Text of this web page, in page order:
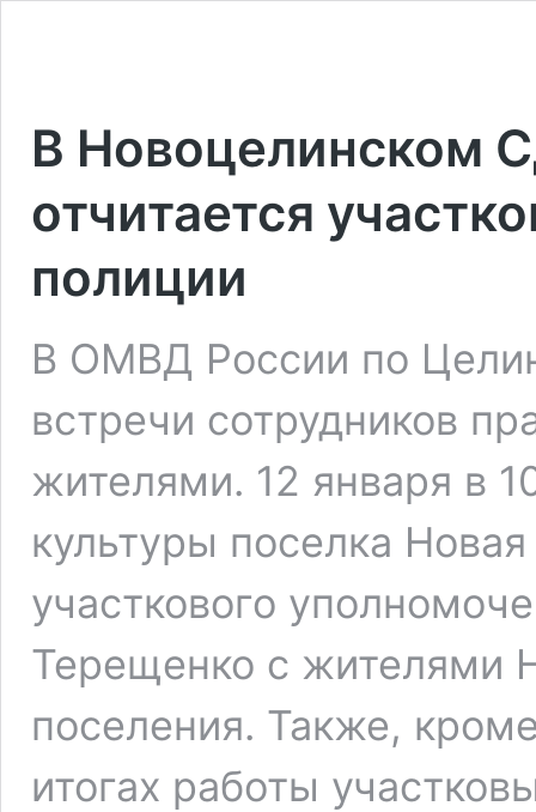
В Новоцелинском
отчитается
полиции
В ОМВД России по
встречи сотрудников
жителями. 12 января в
культуры поселка
участкового
Терещенко с жителями
поселения. Также,
итогах работы